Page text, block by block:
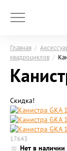
Главная /
квадроциклов /
Скидка!
17643
Нет в наличии